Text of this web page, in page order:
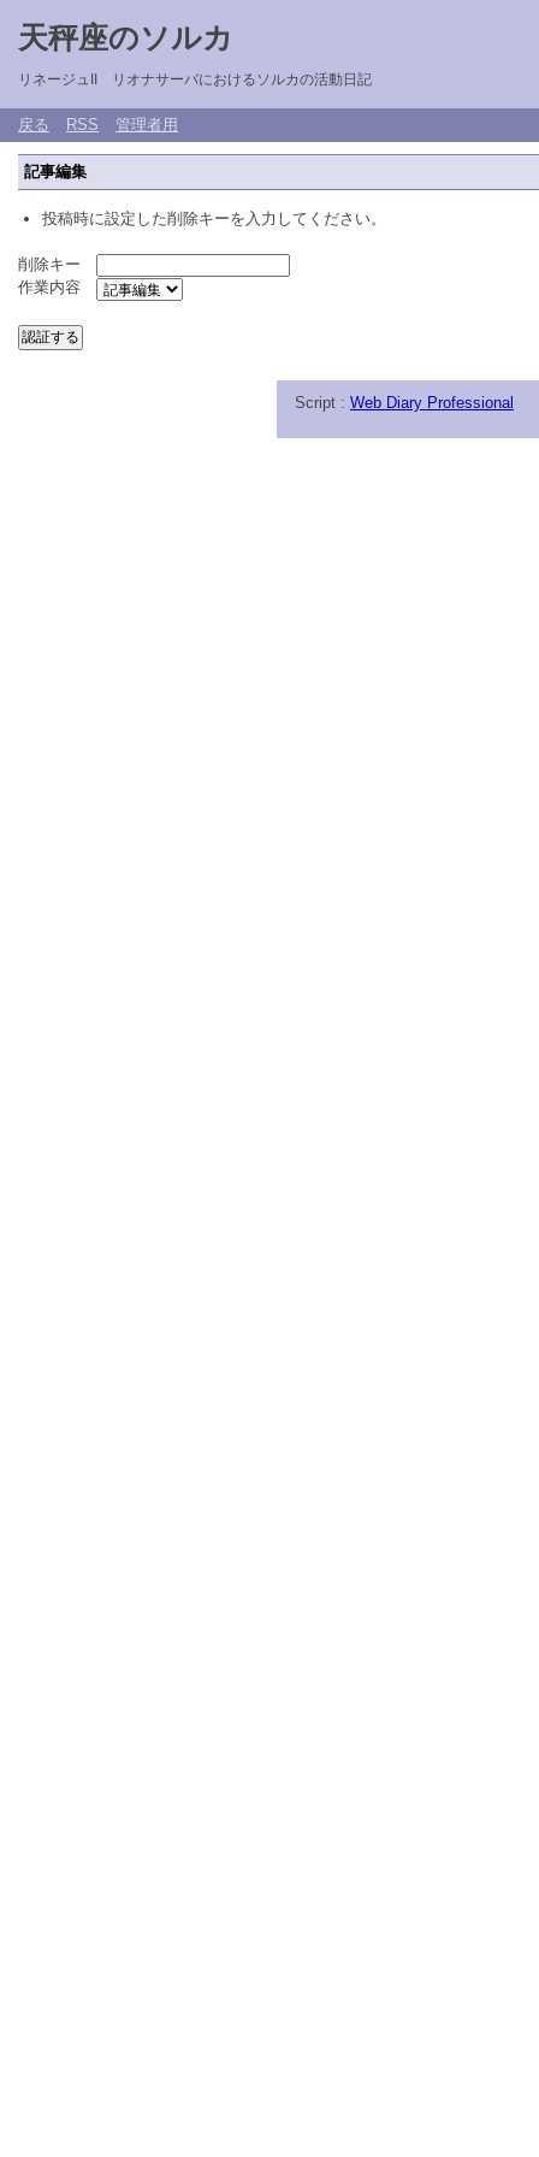
天秤座のソルカ
リネージュII リオナサーバにおけるソルカの活動日記
戻る RSS 管理者用
記事編集
投稿時に設定した削除キーを入力してください。
削除キー
作業内容
Script : Web Diary Professional